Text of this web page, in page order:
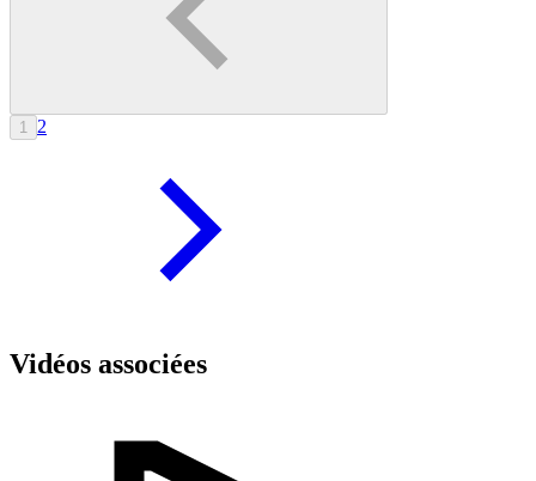
1 2
Vidéos associées